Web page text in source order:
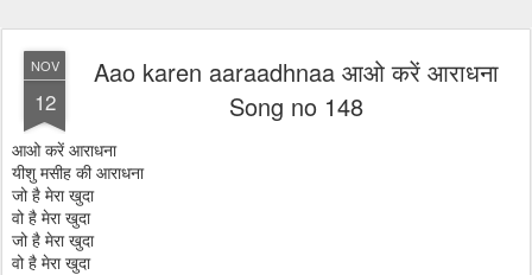
NOV
12
Aao karen aaraadhnaa आओ करें आराधना
Song no 148
आओ करें आराधना
यीशु मसीह की आराधना
जो है मेरा खुदा
वो है मेरा खुदा
जो है मेरा खुदा
वो है मेरा खुदा